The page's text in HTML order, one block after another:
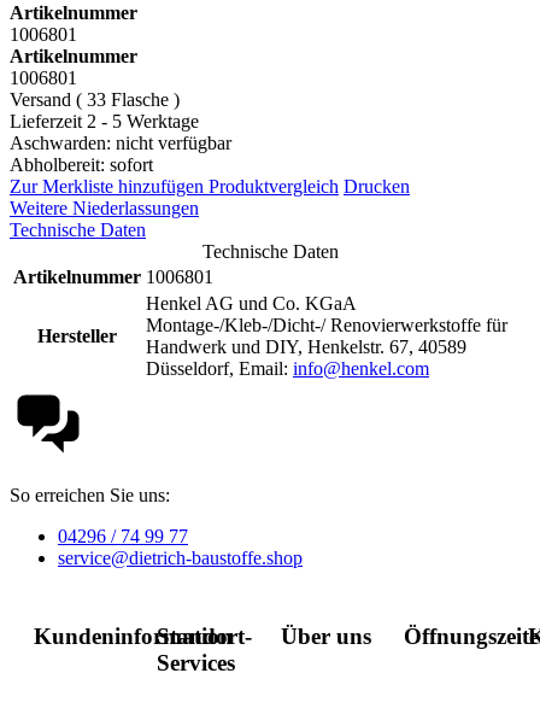
Artikelnummer
1006801
Artikelnummer
1006801
Versand ( 33 Flasche )
Lieferzeit 2 - 5 Werktage
Aschwarden: nicht verfügbar
Abholbereit: sofort
Zur Merkliste hinzufügen Produktvergleich Drucken
Weitere Niederlassungen
Technische Daten
Technische Daten
Artikelnummer 1006801
Hersteller
Henkel AG und Co. KGaA
Montage-/Kleb-/Dicht-/ Renovierwerkstoffe für
Handwerk und DIY, Henkelstr. 67, 40589
Düsseldorf, Email: info@henkel.com
So erreichen Sie uns:
04296 / 74 99 77
service@dietrich-baustoffe.shop
Kundeninformation
Standort-
Services
Über uns